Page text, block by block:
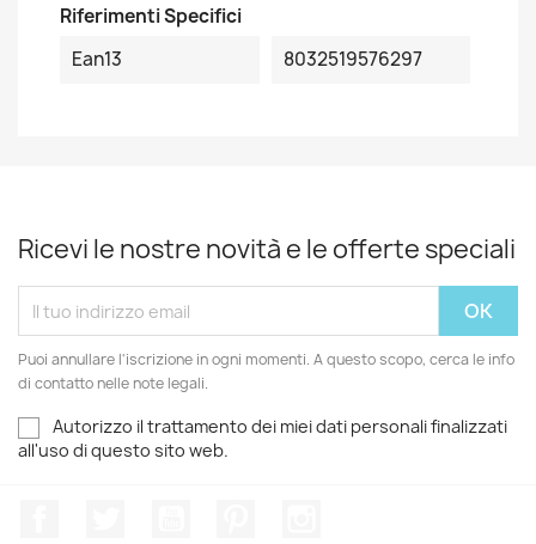
Riferimenti Specifici
Ean13
8032519576297
Ricevi le nostre novità e le offerte speciali
Puoi annullare l'iscrizione in ogni momenti. A questo scopo, cerca le info
di contatto nelle note legali.
Autorizzo il trattamento dei miei dati personali finalizzati
all'uso di questo sito web.